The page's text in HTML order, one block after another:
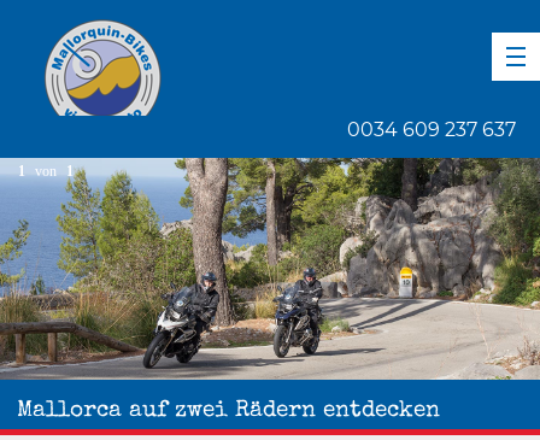
0034 609 237 637
Mallorca auf zwei Rädern entdecken
1 von 1